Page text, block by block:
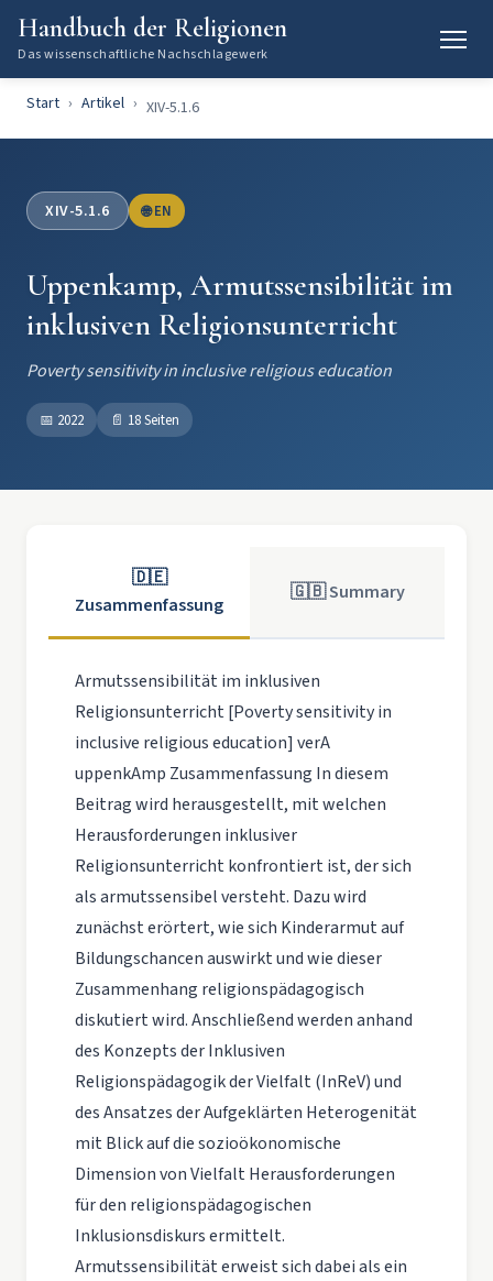
Handbuch der Religionen
Das wissenschaftliche Nachschlagewerk
Start Artikel XIV-5.1.6
XIV-5.1.6 🌐 EN
Uppenkamp, Armutssensibilität im
inklusiven Religionsunterricht
Poverty sensitivity in inclusive religious education
📅 2022 📄 18 Seiten
🇩🇪
Zusammenfassung
🇬🇧 Summary
Armutssensibilität im inklusiven
Religionsunterricht [Poverty sensitivity in
inclusive religious education] verA
uppenkAmp Zusammenfassung In diesem
Beitrag wird herausgestellt, mit welchen
Herausforderungen inklusiver
Religionsunterricht konfrontiert ist, der sich
als armutssensibel versteht. Dazu wird
zunächst erörtert, wie sich Kinderarmut auf
Bildungschancen auswirkt und wie dieser
Zusammenhang religionspädagogisch
diskutiert wird. Anschließend werden anhand
des Konzepts der Inklusiven
Religionspädagogik der Vielfalt (InReV) und
des Ansatzes der Aufgeklärten Heterogenität
mit Blick auf die sozioökonomische
Dimension von Vielfalt Herausforderungen
für den religionspädagogischen
Inklusionsdiskurs ermittelt.
Armutssensibilität erweist sich dabei als ein